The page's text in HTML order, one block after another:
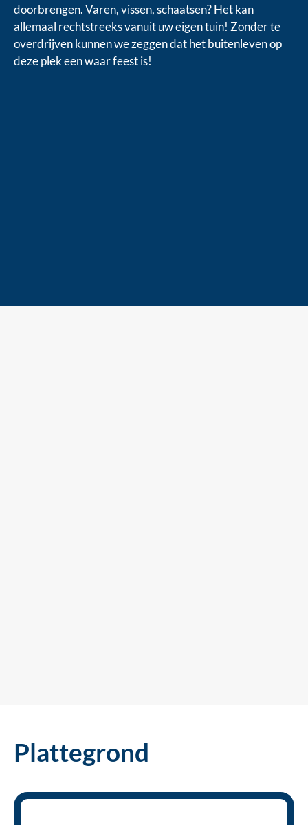
doorbrengen. Varen, vissen, schaatsen? Het kan
allemaal rechtstreeks vanuit uw eigen tuin! Zonder te
overdrijven kunnen we zeggen dat het buitenleven op
deze plek een waar feest is!
Plattegrond